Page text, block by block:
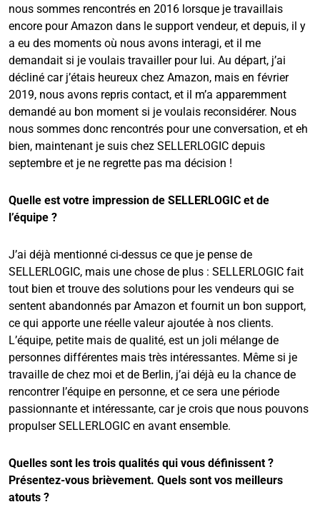
nous sommes rencontrés en 2016 lorsque je travaillais
encore pour Amazon dans le support vendeur, et depuis, il y
a eu des moments où nous avons interagi, et il me
demandait si je voulais travailler pour lui. Au départ, j’ai
décliné car j’étais heureux chez Amazon, mais en février
2019, nous avons repris contact, et il m’a apparemment
demandé au bon moment si je voulais reconsidérer. Nous
nous sommes donc rencontrés pour une conversation, et eh
bien, maintenant je suis chez SELLERLOGIC depuis
septembre et je ne regrette pas ma décision !
Quelle est votre impression de SELLERLOGIC et de
l’équipe ?
J’ai déjà mentionné ci-dessus ce que je pense de
SELLERLOGIC, mais une chose de plus : SELLERLOGIC fait
tout bien et trouve des solutions pour les vendeurs qui se
sentent abandonnés par Amazon et fournit un bon support,
ce qui apporte une réelle valeur ajoutée à nos clients.
L’équipe, petite mais de qualité, est un joli mélange de
personnes différentes mais très intéressantes. Même si je
travaille de chez moi et de Berlin, j’ai déjà eu la chance de
rencontrer l’équipe en personne, et ce sera une période
passionnante et intéressante, car je crois que nous pouvons
propulser SELLERLOGIC en avant ensemble.
Quelles sont les trois qualités qui vous définissent ?
Présentez-vous brièvement. Quels sont vos meilleurs
atouts ?